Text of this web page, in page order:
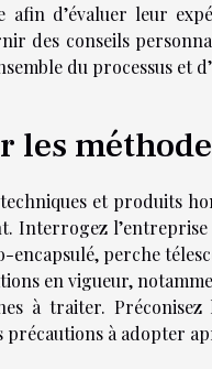
afin d’évaluer leur
des conseils
du processus et
les
et produits
Interrogez
perche
en vigueur,
à traiter.
précautions à adopter